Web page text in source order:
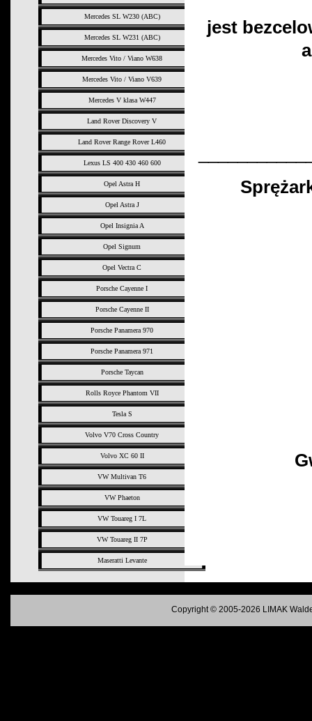
Mercedes SL W230 (ABC)
Mercedes SL W231 (ABC)
Mercedes Vito / Viano W638
Mercedes Vito / Viano V639
Mercedes V klasa W447
Land Rover Discovery V
Land Rover Range Rover L460
Lexus LS 400 430 460 600
Opel Astra H
Opel Astra J
Opel Insignia A
Opel Signum
Opel Vectra C
Porsche Cayenne I
Porsche Cayenne II
Porsche Panamera 970
Porsche Panamera 971
Porsche Taycan
Rolls Royce Phantom VII
Tesla S
Volvo V70 Cross Country
Volvo XC 60 II
VW Multivan T6
VW Phaeton
VW Touareg I 7L
VW Touareg II 7P
Maseratti Levante
jest
Copyright © 2005-2026 LIMAK